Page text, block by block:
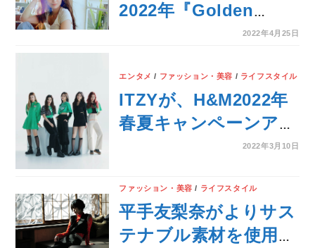
2022年『Golden
Week Collection』の
ング・インタビュー動
画が本日から公開！
2022年4月25日
エンタメ / ファッション・美容 / ライフスタイル
ITZYが、H&M2022年
春夏キャンペーンアン
バサダーに！『H&M
（木）よりスタート！
2022年3月10日
ファッション・美容 / ライフスタイル
平手友梨奈がよりサス
テナブル素材を使用し